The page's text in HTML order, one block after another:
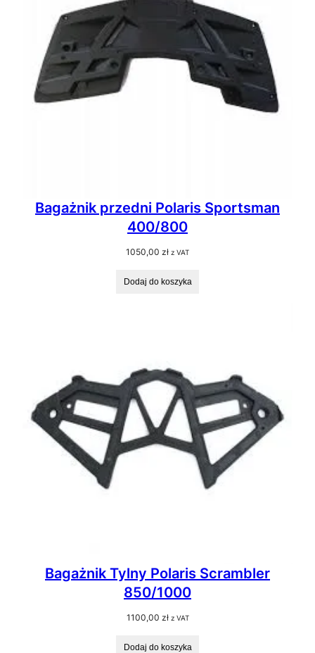
Bagażnik przedni Polaris Sportsman
400/800
1050,00 zł z VAT
Dodaj do koszyka
Bagażnik Tylny Polaris Scrambler
850/1000
1100,00 zł z VAT
Dodaj do koszyka